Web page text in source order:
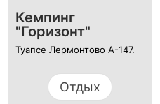
Кемпинг
"Горизонт"
Туапсе Лермонтово А-147.
Отдых